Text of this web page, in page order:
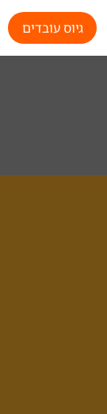
גיוס עובדים